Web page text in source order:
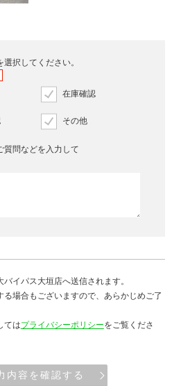
択してください。
在庫確認
その他
質問などを入力して
イパス大垣店へ送信されます。
る場合もございますので、あらかじめご了
てはプライバシーポリシーをご覧くださ
内容を確認する